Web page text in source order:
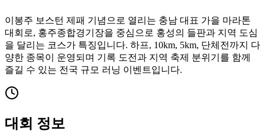
이봉주 보스턴 제패 기념으로 열리는 충남 대표 가을 마라톤
대회로, 홍주종합경기장을 중심으로 홍성의 들판과 지역 도심
을 달리는 코스가 특징입니다. 하프, 10km, 5km, 단체전까지 다
양한 종목이 운영되며 기록 도전과 지역 축제 분위기를 함께
즐길 수 있는 전국 규모 러닝 이벤트입니다.
대회 정보